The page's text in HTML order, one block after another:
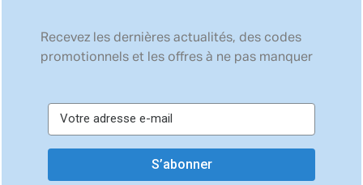
Recevez les dernières actualités, des codes
promotionnels et les offres à ne pas manquer
S’abonner